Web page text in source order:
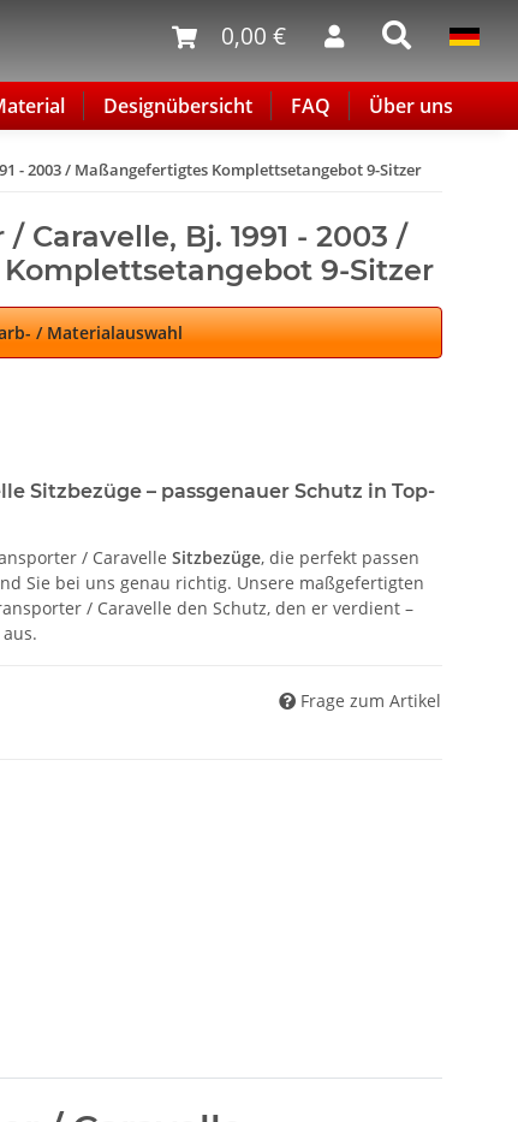
0,00 €
Designübersicht FAQ Über uns
- 2003 / Maßangefertigtes Komplettsetangebot 9-Sitzer
Caravelle, Bj. 1991 - 2003 /
9-Sitzer
/ Materialauswahl
Sitzbezüge – passgenauer Schutz in Top-
/ Caravelle Sitzbezüge, die perfekt passen
Sie bei uns genau richtig. Unsere maßgefertigten
/ Caravelle den Schutz, den er verdient –
Frage zum Artikel